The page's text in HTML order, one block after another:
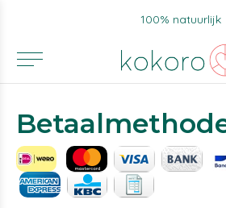
100% natuurlijk